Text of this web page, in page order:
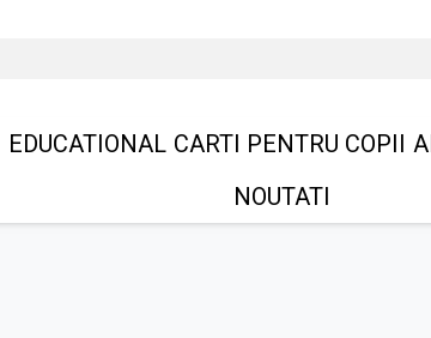
EDUCATIONAL CARTI PENTRU COPII
NOUTATI